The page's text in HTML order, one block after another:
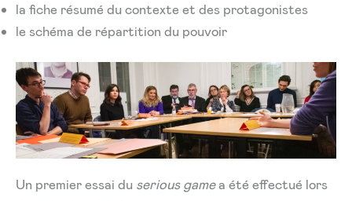
la fiche résumé du contexte et des protagonistes
le schéma de répartition du pouvoir
Un premier essai du serious gamea été effectué lors